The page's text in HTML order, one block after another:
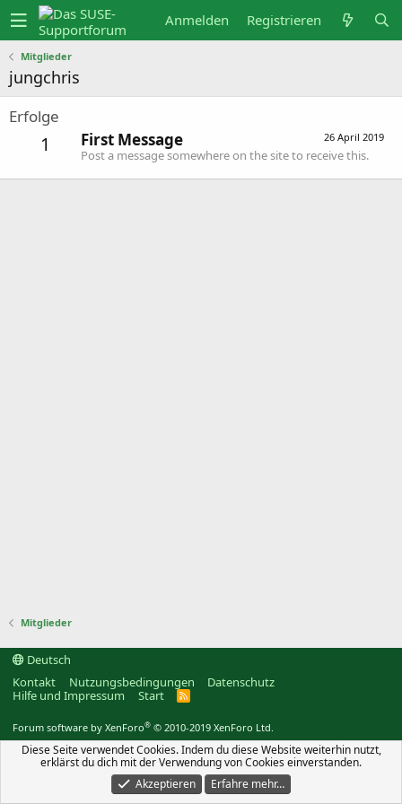
Anmelden Registrieren
Mitglieder
jungchris
Erfolge
1 26 April 2019
First Message
Post a message somewhere on the site to receive this.
Mitglieder
Deutsch
Kontakt
Nutzungsbedingungen
Datenschutz
Hilfe und Impressum
Start
R
Forum software by XenForo® © 2010-2019 XenForo Ltd.
Diese Seite verwendet Cookies. Indem du diese Website weiterhin nutzt,
erklärst du dich mit der Verwendung von Cookies einverstanden.
Akzeptieren
Erfahre mehr…